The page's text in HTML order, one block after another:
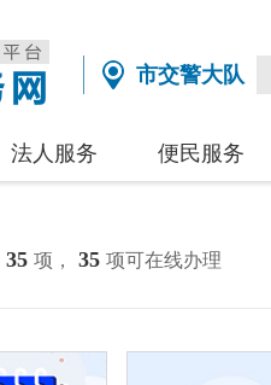
市交警大队
法人服务 便民服务
35 项， 35 项可在线办理